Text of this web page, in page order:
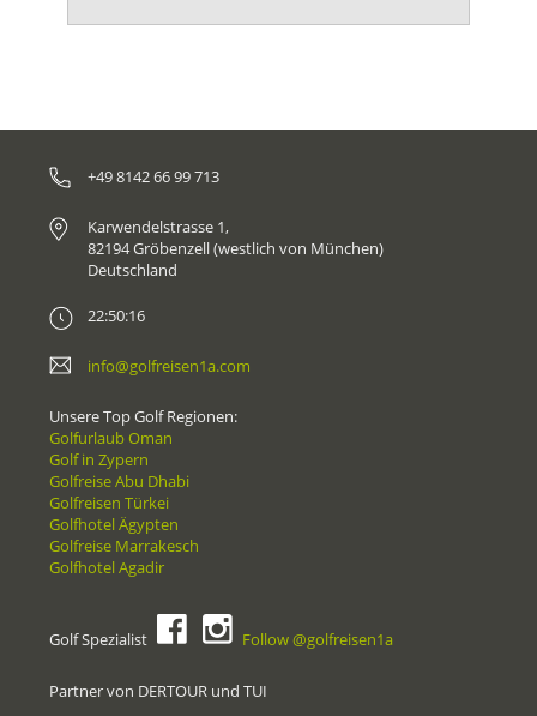
+49 8142 66 99 713
Karwendelstrasse 1,
82194 Gröbenzell (westlich von München)
Deutschland
22:50:16
info@golfreisen1a.com
Unsere Top Golf Regionen:
Golfurlaub Oman
Golf in Zypern
Golfreise Abu Dhabi
Golfreisen Türkei
Golfhotel Ägypten
Golfreise Marrakesch
Golfhotel Agadir
Golf Spezialist Follow @golfreisen1a
Partner von DERTOUR und TUI